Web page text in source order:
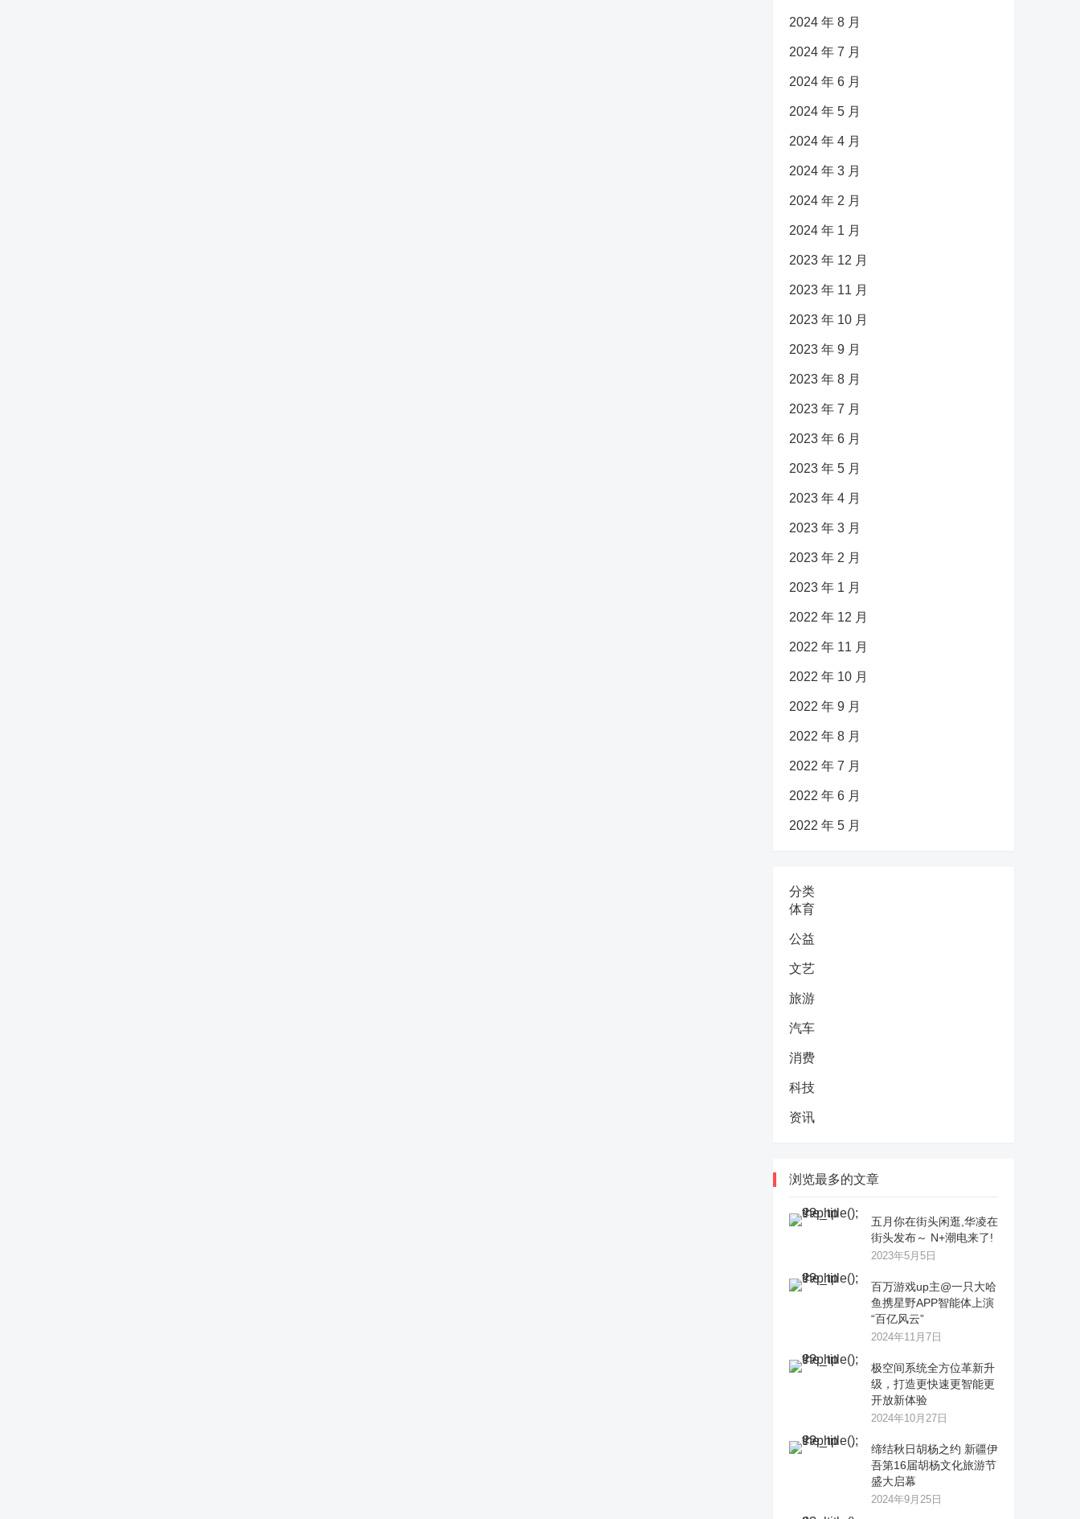
2024 年 8 月
2024 年 7 月
2024 年 6 月
2024 年 5 月
2024 年 4 月
2024 年 3 月
2024 年 2 月
2024 年 1 月
2023 年 12 月
2023 年 11 月
2023 年 10 月
2023 年 9 月
2023 年 8 月
2023 年 7 月
2023 年 6 月
2023 年 5 月
2023 年 4 月
2023 年 3 月
2023 年 2 月
2023 年 1 月
2022 年 12 月
2022 年 11 月
2022 年 10 月
2022 年 9 月
2022 年 8 月
2022 年 7 月
2022 年 6 月
2022 年 5 月
分类
体育
公益
文艺
旅游
汽车
消费
科技
资讯
浏览最多的文章
五月你在街头闲逛,华凌在
街头发布～ N+潮电来了!
2023年5月5日
百万游戏up主@一只大哈
鱼携星野APP智能体上演
“百亿风云”
2024年11月7日
极空间系统全方位革新升
级，打造更快速更智能更
开放新体验
2024年10月27日
缔结秋日胡杨之约 新疆伊
吾第16届胡杨文化旅游节
盛大启幕
2024年9月25日